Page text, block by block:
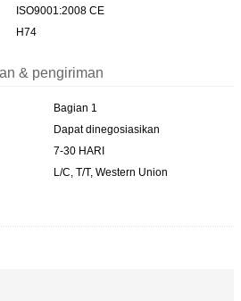
ISO9001:2008 CE
H74
& pengiriman
Bagian 1
Dapat dinegosiasikan
7-30 HARI
L/C, T/T, Western Union